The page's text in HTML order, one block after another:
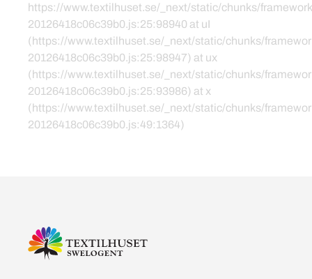
https://www.textilhuset.se/_next/static/chunks/
20126418c06c39b0.js:25:98940 at uI
(https://www.textilhuset.se/_next/static/chunks/
20126418c06c39b0.js:25:98947) at ux
(https://www.textilhuset.se/_next/static/chunks/
20126418c06c39b0.js:25:93986) at x
(https://www.textilhuset.se/_next/static/chunks/
20126418c06c39b0.js:49:1364)
Kontakta oss